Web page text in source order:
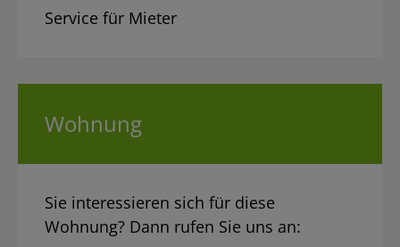
Service für Mieter
Wohnung
Sie interessieren sich für diese
Wohnung? Dann rufen Sie uns an: